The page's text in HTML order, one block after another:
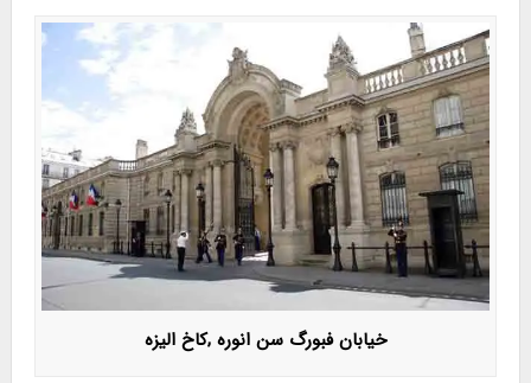
خیابان فبورگ سن انوره ,کاخ الیزه